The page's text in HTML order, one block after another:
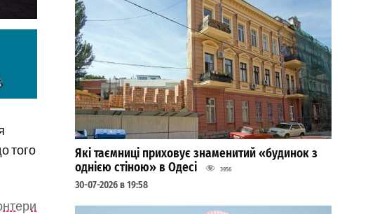
того
Які таємниці приховує знаменитий «будинок з
однією стіною» в Одесі
3956
30-07-2026 в 19:58